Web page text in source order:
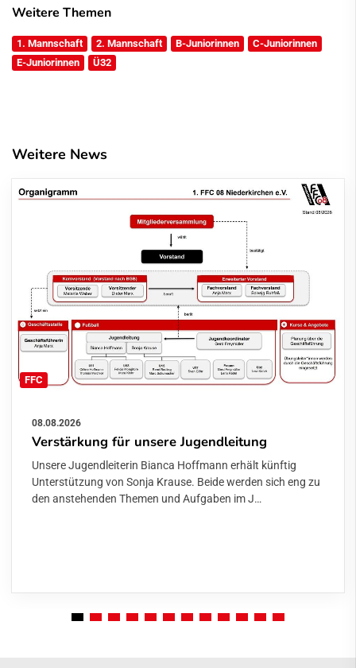
Weitere Themen
1. Mannschaft 2. Mannschaft B-Juniorinnen
C-Juniorinnen
E-Juniorinnen
Ü32
Weitere News
FFC
08.08.2026
Verstärkung für unsere Jugendleitung
Unsere Jugendleiterin Bianca Hoffmann erhält künftig
Unterstützung von Sonja Krause. Beide werden sich eng zu
den anstehenden Themen und Aufgaben im J…